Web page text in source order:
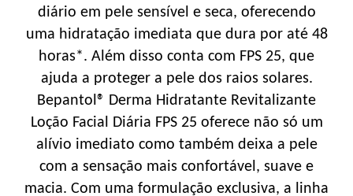
diário em pele sensível e seca, oferecendo
uma hidratação imediata que dura por até 48
horas*. Além disso conta com FPS 25, que
ajuda a proteger a pele dos raios solares.
Bepantol® Derma Hidratante Revitalizante
Loção Facial Diária FPS 25 oferece não só um
alívio imediato como também deixa a pele
com a sensação mais confortável, suave e
macia. Com uma formulação exclusiva, a linha